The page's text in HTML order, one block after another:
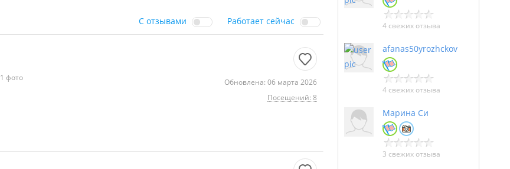
С отзывами Работает сейчас
1 фото
Обновлена: 06 марта 2026
Посещений: 8
4 свежих отзыва
afanas50yrozhckov
4 свежих отзыва
Марина Си
3 свежих отзыва